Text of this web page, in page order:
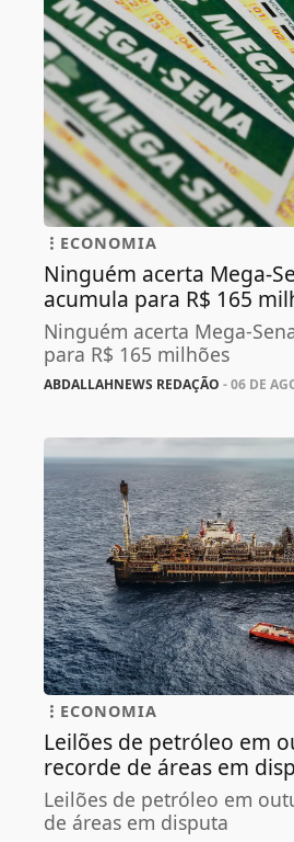
ECONOMIA
Ninguém acerta Mega-
acumula para R$ 165
Ninguém acerta Mega-
para R$ 165 milhões
ABDALLAHNEWS REDAÇÃO - 06 DE
ECONOMIA
Leilões de petróleo em
recorde de áreas em
Leilões de petróleo em
de áreas em disputa